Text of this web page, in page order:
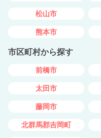
松山市
熊本市
市区町村から探す
前橋市
太田市
藤岡市
北群馬郡吉岡町